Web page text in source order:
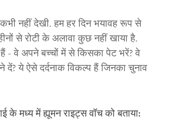
नहीं देखी. हम हर दिन भयावह रूप से
से रोटी के अलावा कुछ नहीं खाया है.
- वे अपने बच्चों में से किसका पेट भरें? वे
ये ऐसे दर्दनाक विकल्प हैं जिनका चुनाव
के मध्य में ह्यूमन राइट्स वॉच को बताया: